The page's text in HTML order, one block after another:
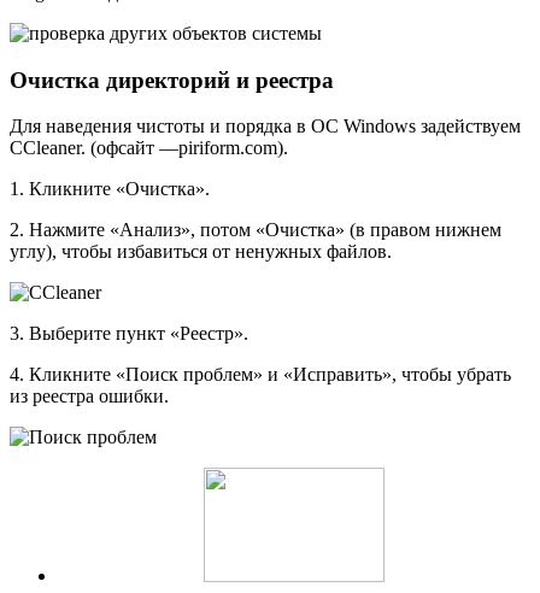
Очистка директорий и реестра
Для наведения чистоты и порядка в ОС Windows задействуем
CCleaner. (офсайт —piriform.com).
1. Кликните «Очистка».
2. Нажмите «Анализ», потом «Очистка» (в правом нижнем
углу), чтобы избавиться от ненужных файлов.
3. Выберите пункт «Реестр».
4. Кликните «Поиск проблем» и «Исправить», чтобы убрать
из реестра ошибки.